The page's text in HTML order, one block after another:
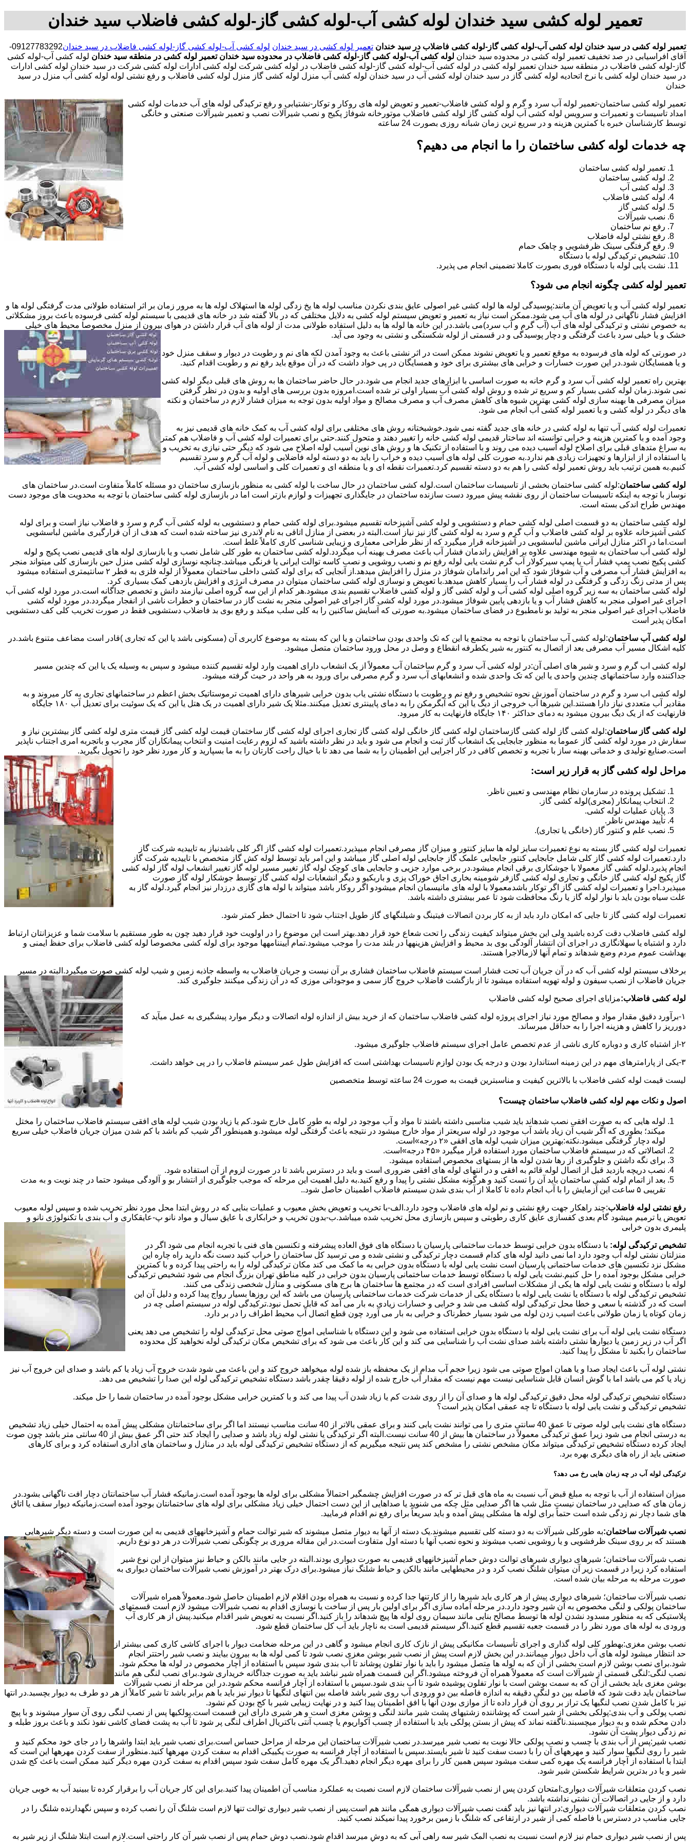
تعمیر لوله کشی سید خندان لوله کشی آب-لوله کشی گاز-لوله کشی فاضلاب سید خندان
تعمیر لوله کشی در سید خندان لوله کشی آب-لوله کشی گاز-لوله کشی فاضلاب در سید خندان تعمیر لوله کشی در سید خندان لوله کشی آب-لوله کشی گاز-لوله کشی فاضلاب در سید خندان
09127783292-
آقای افراسیابی در صد تخفیف تعمیر لوله کشی در محدوده سید خندان لوله کشی آب-لوله کشی گاز-لوله کشی فاضلاب در محدوده سید خندان تعمیر لوله کشی در منطقه سید خندان لوله کشی آب-لوله کشی
گاز-لوله کشی فاضلاب در منطقه سید خندان تعمیر لوله کشی در لوله کشی آب-لوله کشی گاز-لوله کشی فاضلاب در لوله کشی شرکت لوله کشی ادارات لوله کشی شرکت در سید خندان لوله کشی ادارات
در سید خندان لوله کشی با نرخ اتحادیه لوله کشی گاز در سید خندان لوله کشی آب در سید خندان لوله کشی آب منزل لوله کشی گاز منزل لوله کشی فاضلاب و رفع نشتی لوله لوله کشی آب منزل در سید
خندان
تعمیر لوله کشی ساختمان-تعمیر لوله آب سرد و گرم و لوله کشی فاضلاب-تعمیر و تعویض لوله های روکار و توکار-نشتیابی و رفع ترکیدگی لوله های آب خدمات لوله کشی
امداد تاسیسات و تعمیرات و سرویس لوله کشی آب لوله کشی گاز لوله کشی فاضلاب موتورخانه شوفاژ پکیج و نصب شیرآلات نصب و تعمیر شیرآلات صنعتی و خانگی
توسط کارشناسان خبره با کمترین هزینه و در سریع ترین زمان شبانه روزی بصورت 24 ساعته
چه خدمات لوله کشی ساختمان را ما انجام می دهیم؟
تعمیر لوله کشی ساختمان
لوله کشی ساختمان
لوله کشی آب
لوله کشی فاضلاب
لوله کشی گاز
نصب شیرآلات
رفع نم ساختمان
رفع نشتی لوله فاضلاب
رفع گرفتگی سینک ظرفشویی و چاهک حمام
تشخیص ترکیدگی لوله با دستگاه
نشت یابی لوله با دستگاه فوری بصورت کاملا تضمینی انجام می پذیرد.
تعمیر لوله کشی چگونه انجام می شود؟
تعمیر لوله کشی آب و یا تعویض آن مانند:پوسیدگی لوله ها لوله کشی غیر اصولی عایق بندی نکردن مناسب لوله ها یخ زدگی لوله ها استهلاک لوله ها به مرور زمان بر اثر استفاده طولانی مدت گرفتگی لوله ها و
افزایش فشار ناگهانی در لوله های آب می شود.ممکن است نیاز به تعمیر و تعویض سیستم لوله کشی به دلایل مختلفی که در بالا گفته شد در خانه های قدیمی با سیستم لوله کشی فرسوده باعث بروز مشکلاتی
به خصوص نشتی و ترکیدگی لوله های آب (آب گرم و آب سرد)می باشد.در این خانه ها لوله ها به دلیل استفاده طولانی مدت از لوله های آب قرار داشتن در هوای بیرون از منزل مخصوصا محیط های خیلی
خشک و یا خیلی سرد باعث گرفتگی و دچار پوسیدگی و در قسمتی از لوله شکستگی و نشتی به وجود می آید.
در صورتی که لوله های فرسوده به موقع تعمیر و یا تعویض نشوند ممکن است در اثر نشتی باعث به وجود آمدن لکه های نم و رطوبت در دیوار و سقف منزل خود
و یا همسایگان شود.در این صورت خسارات و خرابی های بیشتری برای خود و همسایگان در پی خواد داشت که در آن موقع باید رفع نم و رطوبت اقدام کنید.
بهترین راه تعمیر لوله کشی آب سرد و گرم خانه به صورت اساسی با ابزارهای جدید انجام می شود.در حال حاضر ساختمان ها به روش های قبلی دیگر لوله کشی
نمی شوند.زمان لوله کشی بسیار کم و سریع تر شده و روش لوله کشی آب بسیار اولی تر شده است.امروزه بدون بررسی های اولیه و بدون در نظر گرفتن
میزان مصرفی ها بهینه سازی لوله کشی بهترین شیوه های کاهش مصرف آب و مصرف مصالح و مواد اولیه بدون توجه به میزان فشار لازم در ساختمان و نکته
های دیگر در لوله کشی و یا تعمیر لوله کشی آب انجام می شود.
تعمیرات لوله کشی آب تنها به لوله کشی در خانه های جدید گفته نمی شود.خوشبختانه روش های مختلفی برای لوله کشی آب به کمک خانه های قدیمی نیز به
وجود آمده و با کمترین هزینه و خرابی توانسته اند ساختار قدیمی لوله کشی خانه را تغییر دهند و متحول کنند.حتی برای تعمیرات لوله کشی آب و فاضلاب هم کمتر
به سراغ متدهای قبلی برای اصلاح لوله آسیب دیده می روند و با استفاده از تکنیک ها و روش های نوین آسیب لوله اصلاح می شود که دیگر حتی نیازی به تخریب و
یا استفاده از از ابزارها و تجهیزات زیادی هم ندارد.به صورت کلی لوله های آسیب دیده و خراب را باید به دو دسته لوله فاضلابی و لوله آب گرم و سرد تقسیم
کنیم.به همین ترتیب باید روش تعمیر لوله کشی را هم به دو دسته تقسیم کرد.تعمیرات نقطه ای و یا منطقه ای و تعمیرات کلی و اساسی لوله کشی آب.
لوله کشی ساختمان:لوله کشی ساختمان بخشی از تاسیسات ساختمان است.لوله کشی ساختمان در حال ساخت با لوله کشی به منظور بازسازی ساختمان دو مسئله کاملاً متفاوت است.در ساختمان های
نوساز با توجه به اینکه تاسیسات ساختمان از روی نقشه پیش میرود دست سازنده ساختمان در جایگذاری تجهیزات و لوازم بازتر است اما در بازسازی لوله کشی ساختمان با توجه به محدویت های موجود دست
مهندس طراح اندکی بسته است.
لوله کشی ساختمان به دو قسمت اصلی لوله کشی حمام و دستشویی و لوله کشی آشپزخانه تقسیم میشود.برای لوله کشی حمام و دستشویی به لوله کشی آب گرم و سرد و فاضلاب نیاز است و برای لوله
کشی آشپزخانه علاوه بر لوله کشی فاضلاب و آب گرم و سرد به لوله کشی گاز نیز نیاز است.البته در بعضی از منازل اتاقی به نام لاندری نیز ساخته شده است که هدف از آن قرارگیری ماشین لباسشویی
است.اما در اکثر منازل ایرانی ماشین لباسشویی در آشپزخانه قرار میگیرد که از نظر طراحی معماری و زیبایی شناسی کاری کاملاً غلط است.
لوله کشی آب ساختمان به شیوه مهندسی علاوه بر افزایش راندمان فشار آب باعث مصرف بهینه آب میگردد.لوله کشی ساختمان به طور کلی شامل نصب و یا بازسازی لوله های قدیمی نصب پکیج و لوله
کشی پکیج نصب پمپ فشار آب یا پمپ سیرکولار آب گرم نشت یابی لوله رفع نم و نصب روشویی و نصب کاسه توالت ایرانی یا فرنگی میباشد.چنانچه نوسازی لوله کشی منزل حین بازسازی کلی میتواند منجر
به افزایش فشار آب مصرفی و آب شوفاژ شود که این امر راندامان شوفاژ در منزل را افزایش میدهد.از آنجایی که برای لوله کشی داخلی ساختمان معمولاً از لوله فلزی به قطر ۲ سانتیمتری استفاده میشود
پس از مدتی زنگ زدگی و گرفتگی در لوله فشار آب را بسیار کاهش میدهد.با تعویض و نوسازی لوله کشی ساختمان میتوان در مصرف انرژی و افزایش بازدهی کمک بسیاری کرد.
لوله کشی ساختمان به سه زیر گروه اصلی لوله کشی آب و لوله کشی گاز و لوله کشی فاضلاب تقسیم بندی میشود.هر کدام از این سه گروه اصلی نیازمند دانش و تخصص جداگانه است.در مورد لوله کشی آب
اجرای غیر اصولی منجر به کاهش فشار آب و یا بازدهی پایین شوفاژ میشود.در مورد لوله کشی گاز اجرای غیر اصولی منجر به نشت گاز در ساختمان و خطرات ناشی از انفجار میگردد.در مورد لوله کشی
فاضلاب اجرای غیر اصولی منجر به تولید بو نامطبوع در فضای ساختمان میشود.به صورتی که آسایش ساکنین را به کلی سلب میکند و رفع بوی بد فاضلاب دستشویی فقط در صورت تخریب کلی کف دستشویی
امکان پذیر است
لوله کشی آب ساختمان:لوله کشی آب ساختمان با توجه به مجتمع یا این که تک واحدی بودن ساختمان و یا این که بسته به موضوع کاربری آن (مسکونی باشد یا این که تجاری )قادر است مضاعف متنوع باشد.در
کلیه اشکال مسیر آب مصرفی بعد از اتصال به کنتور به شیر یکطرفه انقطاع و وصل در محل ورود ساختمان متصل میشود.
لوله کشی اب گرم و سرد و شیر های اصلی آن:در لوله کشی آب سرد و گرم ساختمان آب معمولاً از یک انشعاب دارای اهمیت وارد لوله تقسیم کننده میشود و سپس به وسیله یک یا این که چندین مسیر
جداکننده وارد ساختمانهای چندین واحدی یا این که تک واحدی شده و انشعابهای آب سرد و گرم مصرفی برای ورود به هر واحد در حیث گرفته میشود.
لوله کشی اب سرد و گرم در ساختمان آموزش نحوه تشخیص و رفع نم و رطوبت با دستگاه نشتی یاب بدون خرابی شیرهای دارای اهمیت ترموستاتیک بخش اعظم در ساختمانهای تجاری به کار میروند و به
مقادیر آب متعددی نیاز دارا هستند.این شیرها آب خروجی از دیگ یا این که آبگرمکن را به دمای پایینتری تعدیل میکنند.مثلا یک شیر دارای اهمیت در یک هتل یا این که یک سوئیت برای تعدیل آب ۱۸۰ جایگاه
فارنهایت که از یک دیگ بیرون میشود به دمای حداکثر ۱۴۰ جایگاه فارنهایت به کار میرود.
لوله کشی گاز ساختمان:لوله کشی گاز لوله کشی گازساختمان لوله کشی گاز خانگی لوله کشی گاز تجاری اجرای لوله کشی گاز ساختمان قیمت لوله کشی گاز قیمت متری لوله کشی گاز بیشترین نیاز و
سفارش در مورد لوله کشی گاز عموما به منظور جابجایی یک انشعاب گاز ثبت و انجام می شود و باید در نظر داشته باشید که لزوم رعایت امنیت و انتخاب پیمانکاران گاز مجرب و باتجربه امری اجتناب ناپذیر
است.صنایع تولیدی و خدماتی بهینه ساز با تجربه و تخصص کافی در کار اجرایی این اطمینان را به شما می دهد تا با خیال راحت کارتان را به ما بسپارید و کار مورد نظر خود را تحویل بگیرید.
مراحل لوله کشی گاز به قرار زیر است:
تشکیل پرونده در سازمان نظام مهندسی و تعیین ناظر.
انتخاب پیمانکار (مجری)لوله کشی گاز.
پایان عملیات لوله کشی.
تأیید مهندس ناظر.
نصب علم و کنتور گاز (خانگی یا تجاری).
تعمیرات لوله کشی گاز بسته به نوع تعمیرات سایز لوله ها سایز کنتور و میزان گاز مصرفی انجام میپذیرد.تعمیرات لوله کشی گاز اگر کلی باشدنیاز به تاییدیه شرکت گاز
دارد.تعمیرات لوله کشی گاز کلی شامل جابجایی کنتور جابجایی علمک گاز جابجایی لوله اصلی گاز میباشد و این امر باید توسط لوله کش گاز متخصص با تاییدیه شرکت گاز
انجام پذیرد.لوله کشی گاز معمولا با جوشکاری برقی انجام میشود.در برخی موارد جزیی و جابجایی های کوچک لوله گاز تغییر مسیر لوله گاز تغییر انشعاب لوله گاز لوله کشی
گاز پکیج لوله کشی گاز خانگی و تجاری لوله کشی گازفر شومینه بخاری اجاق خوراک پزی و باربکیو و دیگر انشعابات لوله کشی گاز توسط جوشکار لوله گاز صورت
میپذیرد.اجرا و تعمیرات لوله کشی گاز اگر توکار باشدمعمولا با لوله های مانیسمان انجام میشودو اگر روکار باشد میتواند با لوله های گازی درزدار نیز انجام گیرد.لوله گاز به
علت سیاه بودن باید با نوار لوله گاز یا رنگ محافظت شود تا عمر بیشتری داشته باشد.
تعمیرات لوله کشی گاز تا جایی که امکان دارد باید از به کار بردن اتصالات فیتینگ و شیلنگهای گاز طویل اجتناب شود تا احتمال خطر کمتر شود.
لوله کشی فاضلاب دقت کرده باشید ولی این بخش میتواند کیفیت زندگی را تحت شعاع خود قرار دهد.بهتر است این موضوع را در اولویت خود قرار دهید چون به طور مستقیم با سلامت شما و عزیزانتان ارتباط
دارد و اشتباه یا سهلانگاری در اجرای آن انتشار آلودگی بوی بد محیط و افزایش هزینهها در بلند مدت را موجب میشود.تمام آییننامهها موجود برای لوله کشی مخصوصا لوله کشی فاضلاب برای حفظ ایمنی و
بهداشت عموم مردم وضع شدهاند و تمام آنها لازمالاجرا هستند.
برخلاف سیستم لوله کشی آب که در آن جریان آب تحت فشار است سیستم فاضلاب ساختمان فشاری بر آن نیست و جریان فاضلاب به واسطه جاذبه زمین و شیب لوله کشی صورت میگیرد.البته در مسیر
جریان فاضلاب از نصب سیفون و لوله تهویه استفاده میشود تا از بازگشت فاضلاب خروج گاز سمی و موجوداتی موزی که در آن زندگی میکنند جلوگیری کند.
لوله کشی فاضلاب:مزایای اجرای صحیح لوله کشی فاضلاب
۱-برآورد دقیق مقدار مواد و مصالح مورد نیاز اجرای پروژه لوله کشی فاضلاب ساختمان که از خرید بیش از اندازه لوله اتصالات و دیگر موارد پیشگیری به عمل میآید که
دورریز را کاهش و هزینه اجرا را به حداقل میرساند.
۲-از اشتباه کاری و دوباره کاری ناشی از عدم تخصص عامل اجرای سیستم فاضلاب جلوگیری میشود.
۳-یکی از پارامترهای مهم در این زمینه استاندارد بودن و درجه یک بودن لوازم تاسیسات بهداشتی است که افزایش طول عمر سیستم فاضلاب را در پی خواهد داشت.
لیست قیمت لوله کشی فاضلاب با بالاترین کیفیت و مناسبترین قیمت به صورت 24 ساعته توسط متخصصین
اصول و نکات مهم لوله کشی فاضلاب ساختمان چیست؟
لوله هایی که به صورت افقی نصب شدهاند باید شیب مناسبی داشته باشند تا مواد و آب موجود در لوله به طور کامل خارج شود.کم یا زیاد بودن شیب لوله های افقی سیستم فاضلاب ساختمان را مختل
میکند؛ بطوری که اگر شیب آن زیاد باشد آب موجود در لوله سریعتر از مواد خارج میشود در نتیجه باعث گرفتگی لوله میشود.و همینطور اگر شیب کم باشد با کم شدن میزان جریان فاضلاب خیلی سریع
لوله دچار گرفتگی میشود.نکته:بهترین میزان شیب لوله های افقی «۲ درجه»است.
اتصالاتی که در سیستم فاضلاب ساختمان مورد استفاده قرار میگیرد «۴۵ درجه»است.
برای نگه داشتن و جلوگیری از رها شدن لوله ها از بستهای مخصوص استفاده میشود.
نصب دریچه بازدید قبل از اتصال لوله قائم به افقی و در انتهای لوله های افقی ضروری است و باید در دسترس باشد تا در صورت لزوم از آن استفاده شود.
بعد از اتمام لوله کشی ساختمان باید آن را تست کنید و هرگونه مشکل نشتی را پیدا و رفع کنید.به دلیل اهمیت این مرحله که موجب جلوگیری از انتشار بو و آلودگی میشود حتما در چند نوبت و به مدت
تقریبی ۵ ساعت این آزمایش را با آب انجام داده تا کاملا از آب بندی شدن سیستم فاضلاب اطمینان حاصل شود..
رفع نشتی لوله فاضلاب:چند راهکار جهت رفع نشتی و نم لوله های فاضلاب وجود دارد.الف-با تخریب و تعویض بخش معیوب و عملیات بنایی که در روش ابتدا محل مورد نظر تخریب شده و سپس لوله معیوب
تعویض یا ترمیم میشود گام بعدی کفسازی عایق کاری رطوبتی و سپس بازسازی محل تخریب شده میباشد.ب-بدون تخریب و خرابکاری با عایق سیال و مواد نانو پ-عایقکاری و آب بندی با تکنولوژی نانو و
پلیمری بدون خرابی
تشخیص ترکیدگی لوله: با دستگاه بدون خرابی توسط خدمات ساختمانی پارسیان با دستگاه های فوق العاده پیشرفته و تکنسین های فنی با تجربه انجام می شود اگر در
منزلتان نشتی لوله آب وجود دارد اما نمی دانید لوله های کدام قسمت دچار ترکیدگی و نشتی شده و می ترسید کل ساختمان را خراب کنید دست نگه دارید راه چاره این
مشکل نزد تکنسین های خدمات ساختمانی پارسیان است نشت یابی لوله با دستگاه بدون خرابی به ما کمک می کند مکان ترکیدگی لوله را به راحتی پیدا کرده و با کمترین
خرابی مشکل بوجود آمده را حل کنیم.نشت یابی لوله با دستگاه توسط خدمات ساختمانی پارسیان بدون خرابی در کلیه مناطق تهران بزرگ انجام می شود تشخیص ترکیدگی
لوله با دستگاه و نشت یابی لوله ها یکی از مشکلات اساسی افرادی است که در مجتمع ها ساختمان ها برج های مسکونی و منازل شخصی زندگی می کنند.
تشخیص ترکیدگی لوله با دستگاه یا نشت یابی لوله با دستگاه یکی از خدمات شرکت خدمات ساختمانی پارسیان می باشد که این روزها بسیار رواج پیدا کرده و دلیل آن این
است که در گذشته با سعی و خطا محل ترکیدگی لوله کشف می شد و خرابی و خسارات زیادی به بار می آمد که قابل تحمل نبود.ترکیدگی لوله در سیستم اصلی چه در
زمان کوتاه یا زمان طولانی باعث اسیب زدن لوله می شود بسیار خطرناک و خرابی به بار می آورد چون قطع اتصال آب محیط اطراف را در بر دارد.
دستگاه نشت یابی لوله آب برای نشت یابی لوله با دستگاه بدون خرابی استفاده می شود و این دستگاه با شناسایی امواج صوتی محل ترکیدگی لوله را تشخیص می دهد یعنی
اگر آب در زیر زمین یا دیوارها نشتی داشته باشد صدای نشت آب را شناسایی می کند و این کار باعث می شود که برای تشخیص مکان ترکیدگی لوله نخواهید کل محدوده
ساختمان را بکنید تا مشکل را پیدا کنید.
نشتی لوله آب باعث ایجاد صدا و یا همان امواج صوتی می شود زیرا حجم آب مدام از یک محفظه باز شده لوله میخواهد خروج کند و این باعث می شود شدت خروج آب زیاد یا کم باشد و صدای این خروج آب نیز
زیاد یا کم می باشد اما با گوش انسان قابل شناسایی نیست مهم نیست که مقدار آب خارج شده از لوله دقیقا چقدر باشد دستگاه تشخیص ترکیدگی لوله این صدا را تشخیص می دهد.
دستگاه تشخیص ترکیدگی لوله محل دقیق ترکیدگی لوله ها و صدای آن را از روی شدت کم یا زیاد شدن آب پیدا می کند و با کمترین خرابی مشکل بوجود آمده در ساختمان شما را حل میکند.
تشخیص ترکیدگی و نشت یابی لوله با دستگاه تا چه عمقی امکان پذیر است؟
دستگاه های نشت یابی لوله صوتی تا عمق 40 سانتی متری را می توانند نشت یابی کنند و برای عمقی بالاتر از 40 سانت مناسب نیستند اما اگر برای ساختمانتان مشکلی پیش آمده به احتمال خیلی زیاد تشخیص
به درستی انجام می شود زیرا عمق ترکیدگی معمولاً در ساختمان ها بیش از 40 سانت نیست.البته اگر ترکیدگی یا نشتی لوله زیاد باشد و صدایی را ایجاد کند حتی اگر عمق بیش از 40 سانتی متر باشد چون صوت
ایجاد کرده دستگاه تشخیص ترکیدگی میتواند مکان مشخص نشتی را مشخص کند پس نتیجه میگیریم که از دستگاه تشخیص ترکیدگی لوله باید در منازل و ساختمان های اداری استفاده کرد و برای کارهای
صنعتی باید از راه های دیگری بهره برد.
ترکیدگی لوله آب در چه زمان هایی رخ می دهد؟
میزان استفاده از آب با توجه به مبلغ قبض آب نسبت به ماه های قبل تر که در صورت افزایش چشمگیر احتمالاً مشکلی برای لوله ها بوجود آمده است.زمانیکه فشار آب ساختمانتان دچار افت ناگهانی بشود.در
زمان های که صدایی در ساختمان نیست مثل شب ها اگر صدایی مثل چکه می شنوید یا صداهایی از این دست احتمال خیلی زیاد مشکلی برای لوله های ساختمانتان بوجود آمده است.زمانیکه دیوار سقف یا اتاق
های شما دچار نم زدگی شده است حتماً برای لوله ها مشکلی پیش آمده و باید سریعاً برای رفع نم اقدام فرمایید.
نصب شیرآلات ساختمان:به طورکلی شیرآلات به دو دسته کلی تقسیم میشوند.یک دسته از آنها به دیوار متصل میشوند که شیر توالت حمام و آشپزخانههای قدیمی به این صورت است و دسته دیگر شیرهایی
هستند که بر روی سینک ظرفشویی و یا روشویی نصب میشوند و نحوه نصب آنها با دسته اول متفاوت است.در این مقاله مروری بر چگونگی نصب شیرآلات در هر دو نوع داریم.
نصب شیرآلات ساختمان؛ شیرهای دیواری شیرهای توالت دوش حمام آشپزخانههای قدیمی به صورت دیواری بودند.البته در جایی مانند بالکن و حیاط نیز میتوان از این نوع شیر
استفاده کرد زیرا در قسمت زیر آن میتوان شلنگ نصب کرد و در محیطهایی مانند بالکن و حیاط شلنگ نیاز میشود.برای درک بهتر در آموزش نصب شیرآلات ساختمان دیواری به
صورت مرحله به مرحله بیان شده است.
نصب شیرآلات ساختمان؛ شیرهای دیواری پیش از هر کاری باید شیرها را از کارتنها جدا کرده و نسبت به همراه بودن اقلام لازم اطمینان حاصل شود.معمولاً همراه شیرآلات
ساختمان پولکی و لنگی مخصوص به آن شیر وجود دارد.در مرحله آماده سازی اگر برای اولین بار پس از ساخت یا نوسازی اقدام به نصب شیرآلات میشود لازم است قسمتهای
پلاستیکی که به منظور مسدود نشدن لوله ها توسط مصالح بنایی مانند سیمان روی لوله ها پیچ شدهاند را باز کنید.اگر نسبت به تعویض شیر اقدام میکنید.پیش از هر کاری آب
ورودی به لوله های مورد نظر را در قسمت جعبه تقسیم قطع کنید.اگر سیستم قدیمی است به ناچار باید آب کل ساختمان قطع شود.
نصب بوشن مغزی:بهطور کلی لوله گذاری و اجرای تأسیسات مکانیکی پیش از نازک کاری انجام میشود و گاهی در این مرحله ضخامت دیوار با اجرای کاشی کاری کمی بیشتر از
حد انتظار میشود لوله های آب داخل دیوار میمانند.در این بخش لازم است پیش از نصب شیر بوشن مغزی نصب شود تا کمی لوله ها به بیرون بیایند و نصب شیر راحتتر انجام
شود.برای نصب بوشن لازم است بخشی از آن که به لوله ها متصل میشود را باید با نوار تفلون پوشاند تا آب بندی شود سپس با استفاده از آچار مخصوص در لوله ها محکم شود.
نصب لنگی:لنگی قسمتی از شیرآلات است که معمولاً همراه آن فروخته میشود.اگر این قسمت همراه شیر نباشد باید به صورت جداگانه خریداری شود.برای نصب لنگی هم مانند
بوشن مغزی باید بخشی از آن که به سمت بوشن است با نوار تفلون پوشیده شود تا آب بندی شود.سپس با استفاده از آچار فرانسه محکم شود.در این مرحله از نصب شیرآلات
ساختمان باید دقت شود که فاصله بین دو لنگی دقیقه به اندازه فاصله بین دو ورودی آب روی شیر باشد فاصله بین انتهای لنگیها تا دیوار نیز باید با هم برابر باشد تا شیر کاملاً از هر دو طرف به دیوار بچسبد.در انتها
نیز با کامل شدن نصب لنگیها یک تراز بر روی آن قرار داده تا از موازی بودن آنها با افق اطمینان پیدا کنید و در نهایت زیبایی شیر با کج بودن کم نشود.
نصب پولکی و آب بندی:پولکی بخشی از شیر است که پوشاننده زشتیهای پشت شیر مانند لنگی و بوشن مغزی است و هر شیری دارای این قسمت است.پولکیها پس از نصب لنگی روی آن سوار میشوند و با پیچ
دادن محکم شده و به دیوار میچسبند.ناگفته نماند که پیش از بستن پولکی باید با استفاده از چسب آکواریوم یا چسب آنتی باکتریال اطراف لنگی پر شود تا آب به پشت فضای کاشی نفوذ نکند و باعث بروز طبله و
نم زدگی دیوار پشت آن نشود.
نصب شیر:پس از آب بندی با چسب و نصب پولکی حالا نوبت به نصب شیر میرسد.در نصب شیرآلات ساختمان این مرحله از مراحل حساس است.برای نصب شیر باید ابتدا واشرها را در جای خود محکم کنید و
شیر را روی لنگیها سوار کنید و مهرههای آن را با دست سفت کنید تا شیر بایستد.سپس با استفاده از آچار فرانسه به صورت یکییکی اقدام به سفت کردن مهرهها کنید.منظور از سفت کردن مهرهها این است که
ابتدا با استفاده از آچار فرانسه یک مهره کمی سفت میشود سپس همین کار را برای مهره دیگر انجام دهید.اگر یک مهره کامل سفت شود سپس اقدام به سفت کردن مهره دیگر کنید ممکن است باعث کج شدن
شیر و یا در بدترین شرایط شکستن شیر شود.
نصب کردن متعلقات شیرآلات دیواری:امتحان کردن پس از نصب شیرآلات ساختمان لازم است نصبت به عملکرد مناسب آن اطمینان پیدا کنید.برای این کار جریان آب را برقرار کرده تا ببینید آب به خوبی جریان
دارد و از جایی در اتصالات آن نشتی نداشته باشد.
نصب کردن متعلقات شیرآلات دیواری:در انتها نیز باید گفت نصب شیرآلات دیواری همگی مانند هم است.پس از نصب شیر دیواری توالت تنها لازم است شلنگ آن را نصب کرده و سپس نگهدارنده شلنگ را در
جایی مناسب در دسترس با فاصله کمی از شیر در ارتفاعی که شلنگ با زمین برخورد پیدا نمیکند نصب کنید.
پس از نصب شیر دیواری حمام نیز لازم است نسبت به نصب المک شیر سه راهی آبی که به دوش میرسد اقدام شود.نصب دوش حمام پس از نصب شیر آن کار راحتی است.لازم است ابتلا شلنگ از زیر شیر به